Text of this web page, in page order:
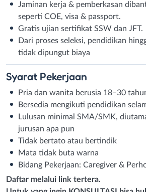
Jaminan kerja & pemberkasan
seperti COE, visa & passport.
Gratis ujian sertifikat SSW dan JFT.
Dari proses seleksi, pendidikan
tidak dipungut biaya
Syarat Pekerjaan
Pria dan wanita berusia 18–30
Bersedia mengikuti pendidikan
Lulusan minimal SMA/SMK,
jurusan apa pun
Tidak bertato atau bertindik
Mata tidak buta warna
Bidang Pekerjaan: Caregiver &
Daftar melalui link tertera.